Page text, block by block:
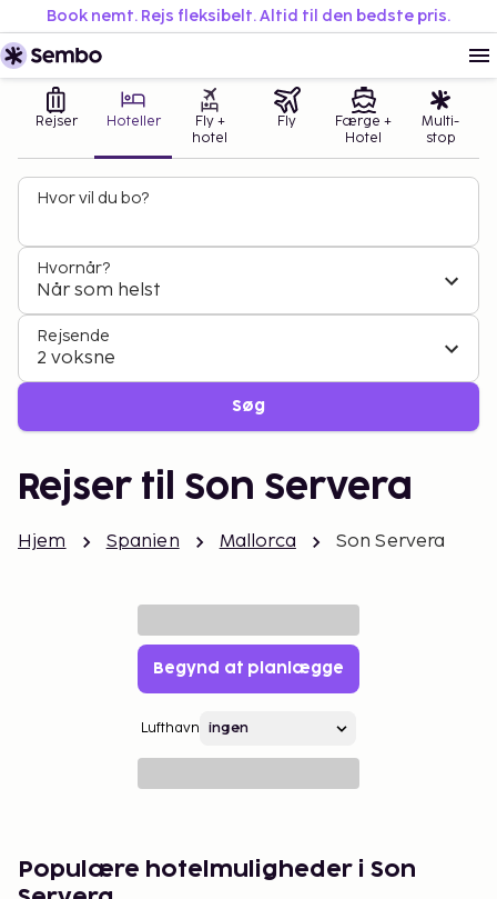
Book nemt. Rejs fleksibelt. Altid til den bedste pris.
Rejser Hoteller
Fly +
hotel
Fly
Færge +
Hotel
Multi-
stop
Hvor vil du bo?
Hvornår?
Når som helst
Rejsende
2 voksne
Søg
Rejser til Son Servera
Hjem Spanien Mallorca Son Servera
Begynd at planlægge
Lufthavn
Populære hotelmuligheder i Son